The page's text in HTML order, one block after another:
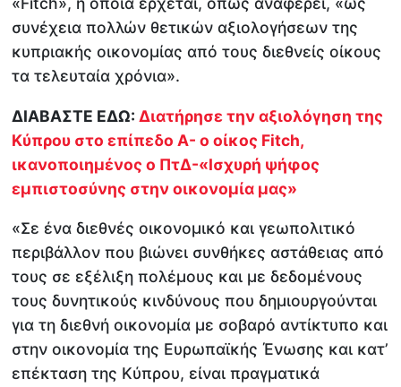
συνέχεια πολλών θετικών αξιολογήσεων της
κυπριακής οικονομίας από τους διεθνείς οίκους
τα τελευταία χρόνια».
ΔΙΑΒΑΣΤΕ ΕΔΩ: Διατήρησε την αξιολόγηση της
Κύπρου στο επίπεδο Α- ο οίκος Fitch,
ικανοποιημένος ο ΠτΔ-«Ισχυρή ψήφος
εμπιστοσύνης στην οικονομία μας»
«Σε ένα διεθνές οικονομικό και γεωπολιτικό
περιβάλλον που βιώνει συνθήκες αστάθειας από
τους σε εξέλιξη πολέμους και με δεδομένους
τους δυνητικούς κινδύνους που δημιουργούνται
για τη διεθνή οικονομία με σοβαρό αντίκτυπο και
στην οικονομία της Ευρωπαϊκής Ένωσης και κατ’
επέκταση της Κύπρου, είναι πραγματικά